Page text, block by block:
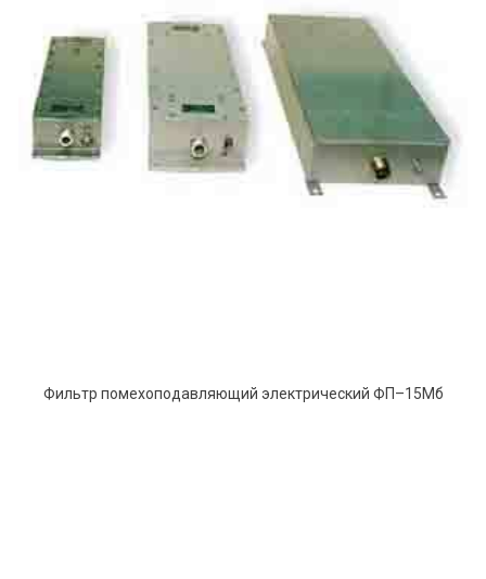
Фильтр помехоподавляющий электрический ФП–15Mб